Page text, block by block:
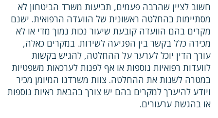
חשוב לציין שהרבה פעמים, תביעות משרד הביטחון לא
מסתיימות בהחלטה ראשונית של הוועדה הרפואית. ישנם
מקרים בהם הוועדה קובעת שיעור נכות נמוך מדי או לא
מכירה כלל בקשר בין הפגיעה לשירות. במקרים כאלה,
עורך הדין יוכל לערער על ההחלטה, להגיש בקשות
לוועדות רפואיות נוספות או אף לפנות לערכאות משפטיות
במטרה לשנות את ההחלטה. צוות משרדנו המיומן מכיר
ויודע להיערך למקרים בהם יש צורך בהבאת ראיות נוספות
או בהגשת ערעורים.